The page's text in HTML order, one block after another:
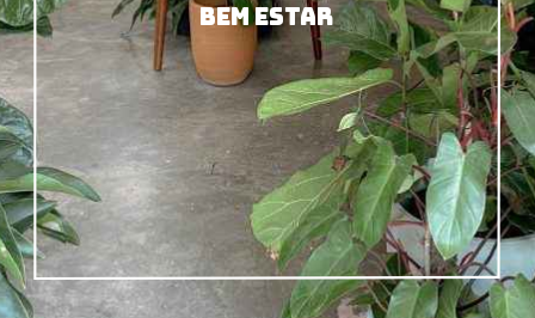
BEM ESTAR